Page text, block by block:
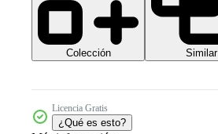
Colección Similar
Licencia Gratis
¿Qué es esto?